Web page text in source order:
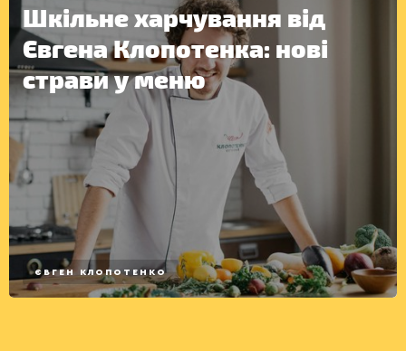
Шкільне харчування від
Євгена Клопотенка: нові
страви у меню
ЄВГЕН КЛОПОТЕНКО